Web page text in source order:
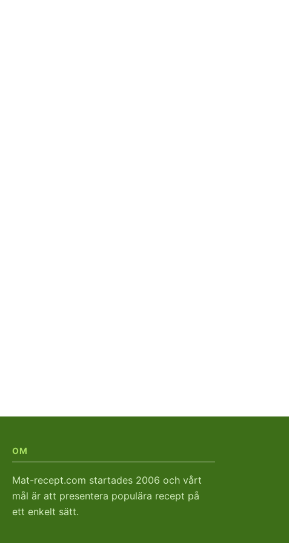
OM
Mat-recept.com startades 2006 och vårt
mål är att presentera populära recept på
ett enkelt sätt.